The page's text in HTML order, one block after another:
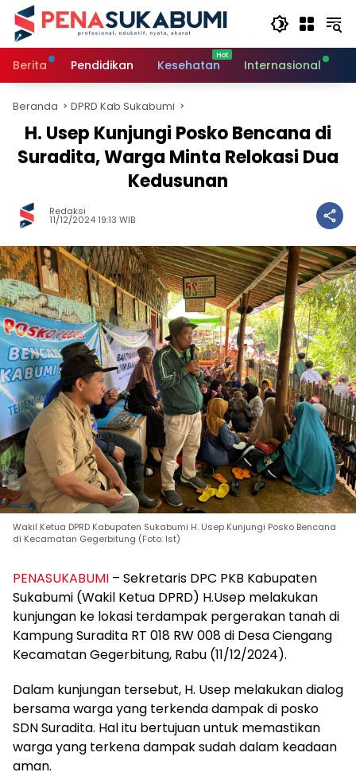
Langsung
konten
Berita
Pendidikan Kesehatan Internasional
Beranda DPRD Kab Sukabumi
H. Usep Kunjungi Posko Bencana di
Suradita, Warga Minta Relokasi Dua
Kedusunan
Redaksi
11/12/2024 19:13 WIB
Wakil Ketua DPRD Kabupaten Sukabumi H. Usep Kunjungi Posko Bencana
di Kecamatan Gegerbitung (Foto: Ist)
PENASUKABUMI – Sekretaris DPC PKB Kabupaten
Sukabumi (Wakil Ketua DPRD) H.Usep melakukan
kunjungan ke lokasi terdampak pergerakan tanah di
Kampung Suradita RT 018 RW 008 di Desa Ciengang
Kecamatan Gegerbitung, Rabu (11/12/2024).
Dalam kunjungan tersebut, H. Usep melakukan dialog
bersama warga yang terkenda dampak di posko
SDN Suradita. Hal itu bertujuan untuk memastikan
warga yang terkena dampak sudah dalam keadaan
aman.